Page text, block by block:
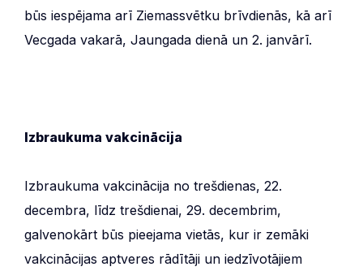
būs iespējama arī Ziemassvētku brīvdienās, kā arī
Vecgada vakarā, Jaungada dienā un 2. janvārī.
Izbraukuma vakcinācija
Izbraukuma vakcinācija no trešdienas, 22.
decembra, līdz trešdienai, 29. decembrim,
galvenokārt būs pieejama vietās, kur ir zemāki
vakcinācijas aptveres rādītāji un iedzīvotājiem